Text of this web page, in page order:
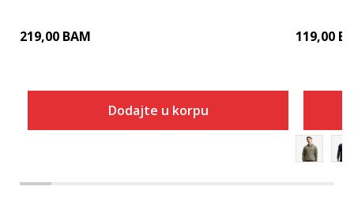
219,00 BAM
Dodajte u korpu
119,00